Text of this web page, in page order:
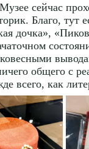
сейчас
Благо, тут
дочка»,
общего с
всего, как